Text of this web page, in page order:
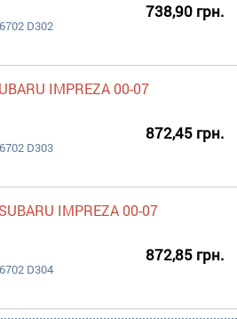
D302
738,90 грн.
IMPREZA 00-07
D303
872,45 грн.
IMPREZA 00-07
D304
872,85 грн.